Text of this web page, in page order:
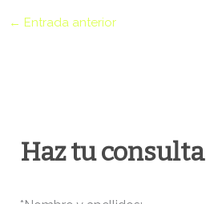
← Entrada anterior
Haz tu consulta